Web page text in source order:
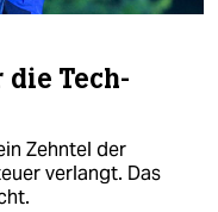
Tech-
Zehntel der
verlangt. Das